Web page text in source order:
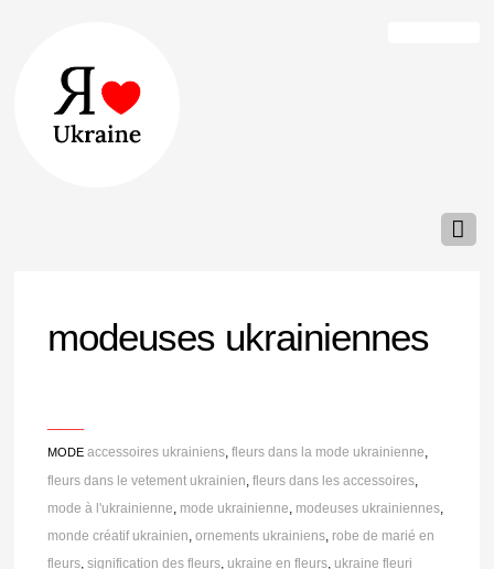
modeuses ukrainiennes
MODE accessoires ukrainiens, fleurs dans la mode ukrainienne
fleurs dans le vetement ukrainien fleurs dans les accessoires,
mode à l'ukrainienne
mode ukrainienne modeuses ukrainiennes,
monde créatif ukrainien ornements ukrainiens, robe de marié en
fleurs, signification des fleurs, ukraine en fleurs, ukraine fleuri